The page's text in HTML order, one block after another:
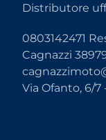
Distributore
0803142471
Cagnazzi
Via Ofanto, 6/7